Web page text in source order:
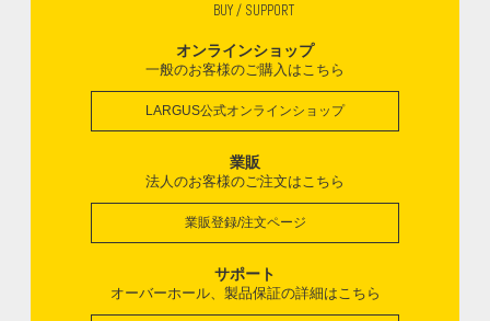
BUY / SUPPORT
オンラインショップ
一般のお客様のご購入はこちら
LARGUS公式オンラインショップ
業販
法人のお客様のご注文はこちら
業販登録/注文ページ
サポート
オーバーホール、製品保証の詳細はこちら